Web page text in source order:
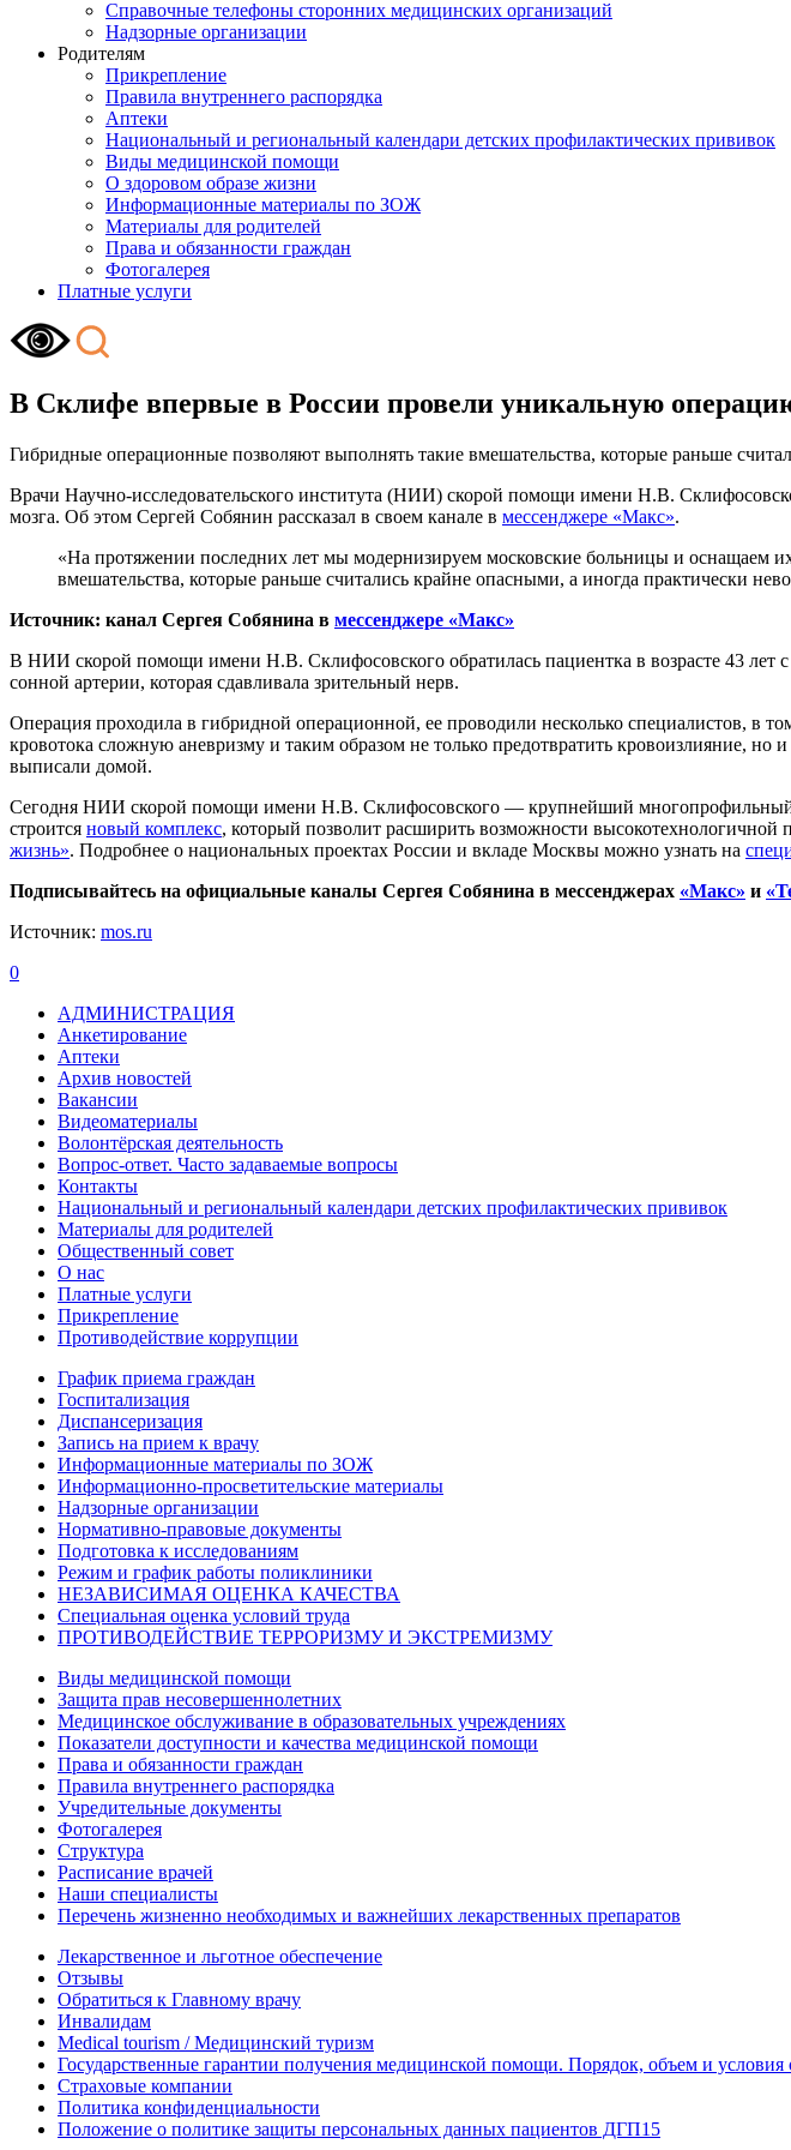
Справочные телефоны сторонних медицинских организаций
Надзорные организации
Родителям
Прикрепление
Правила внутреннего распорядка
Аптеки
Национальный и региональный календари детских профилактических прививок
Виды медицинской помощи
О здоровом образе жизни
Информационные материалы по ЗОЖ
Материалы для родителей
Права и обязанности граждан
Фотогалерея
Платные услуги
В Склифе впервые в России провели уникальную
Гибридные операционные позволяют выполнять такие вмешательства, которые раньше
Врачи Научно-исследовательского института (НИИ) скорой помощи имени Н.В.
мозга. Об этом Сергей Собянин рассказал в своем канале в мессенджере «Макс».
«На протяжении последних лет мы модернизируем московские больницы и оснащаем
вмешательства, которые раньше считались крайне опасными, а иногда практически
Источник: канал Сергея Собянина в мессенджере «Макс»
В НИИ скорой помощи имени Н.В. Склифосовского обратилась пациентка в возрасте 43 лет
сонной артерии, которая сдавливала зрительный нерв.
Операция проходила в гибридной операционной, ее проводили несколько специалистов, в
кровотока сложную аневризму и таким образом не только предотвратить кровоизлияние,
выписали домой.
Сегодня НИИ скорой помощи имени Н.В. Склифосовского — крупнейший многопрофильный
строится новый комплекс, который позволит расширить возможности высокотехнологичной
жизнь». Подробнее о национальных проектах России и вкладе Москвы можно узнать на
Подписывайтесь на официальные каналы Сергея Собянина в мессенджерах «Макс» и
Источник: mos.ru
0
АДМИНИСТРАЦИЯ
Анкетирование
Аптеки
Архив новостей
Вакансии
Видеоматериалы
Волонтёрская деятельность
Вопрос-ответ. Часто задаваемые вопросы
Контакты
Национальный и региональный календари детских профилактических прививок
Материалы для родителей
Общественный совет
О нас
Платные услуги
Прикрепление
Противодействие коррупции
График приема граждан
Госпитализация
Диспансеризация
Запись на прием к врачу
Информационные материалы по ЗОЖ
Информационно-просветительские материалы
Надзорные организации
Нормативно-правовые документы
Подготовка к исследованиям
Режим и график работы поликлиники
НЕЗАВИСИМАЯ ОЦЕНКА КАЧЕСТВА
Специальная оценка условий труда
ПРОТИВОДЕЙСТВИЕ ТЕРРОРИЗМУ И ЭКСТРЕМИЗМУ
Виды медицинской помощи
Защита прав несовершеннолетних
Медицинское обслуживание в образовательных учреждениях
Показатели доступности и качества медицинской помощи
Права и обязанности граждан
Правила внутреннего распорядка
Учредительные документы
Фотогалерея
Структура
Расписание врачей
Наши специалисты
Перечень жизненно необходимых и важнейших лекарственных препаратов
Лекарственное и льготное обеспечение
Отзывы
Обратиться к Главному врачу
Инвалидам
Medical tourism / Медицинский туризм
Государственные гарантии получения медицинской помощи. Порядок, объем и
Страховые компании
Политика конфиденциальности
Положение о политике защиты персональных данных пациентов ДГП15